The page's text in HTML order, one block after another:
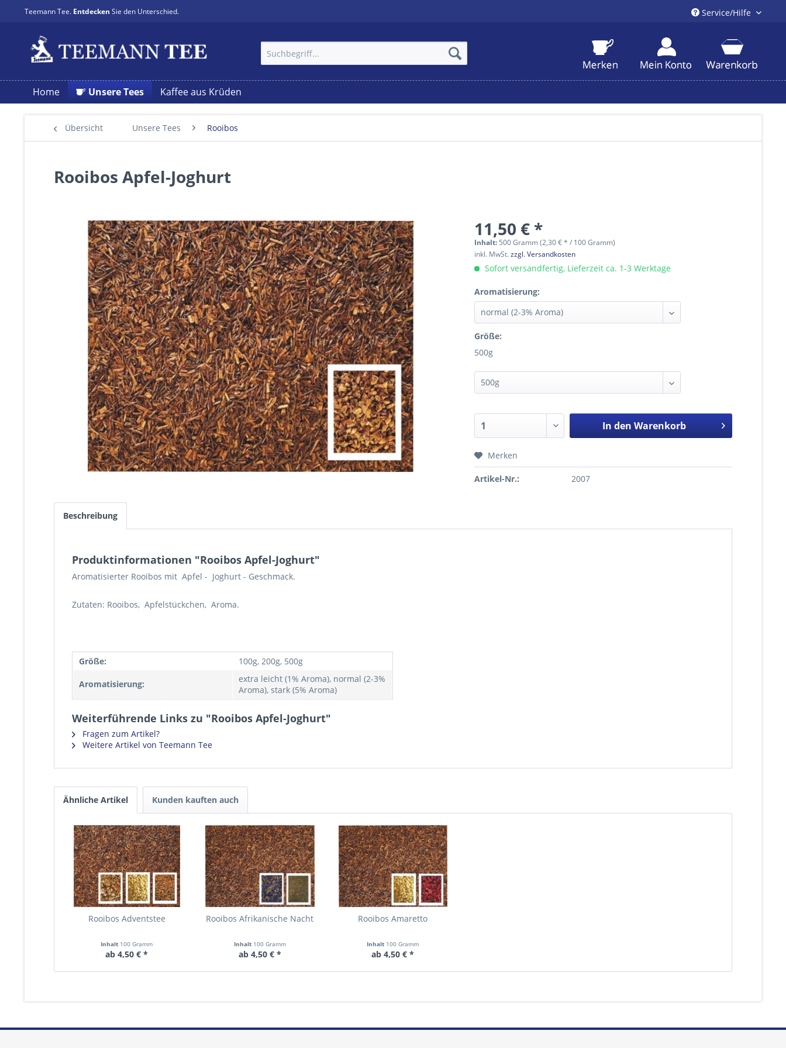
Teemann Tee. Entdecken Sie den Unterschied. Service/Hilfe
Home Unsere Tees Kaffee aus Krüden
Übersicht Unsere Tees Rooibos
Rooibos Apfel-Joghurt
11,50 € *
Inhalt: 500 Gramm (2,30 € * / 100 Gramm)
inkl. MwSt.zzgl. Versandkosten
Sofort versandfertig, Lieferzeit ca. 1-3 Werktage
Aromatisierung:
Größe:
500g
In den Warenkorb
Merken
Artikel-Nr.: 2007
Beschreibung
Produktinformationen "Rooibos Apfel-Joghurt"
Aromatisierter Rooibos mit Apfel - Joghurt - Geschmack.
Zutaten: Rooibos, Apfelstückchen, Aroma.
Größe: 100g, 200g, 500g
Aromatisierung:
extra leicht (1% Aroma), normal (2-3%
Aroma), stark (5% Aroma)
Weiterführende Links zu "Rooibos Apfel-Joghurt"
Fragen zum Artikel?
Weitere Artikel von Teemann Tee
Ähnliche Artikel Kunden kauften auch
Rooibos Adventstee
Inhalt 100 Gramm
ab 4,50 € *
Rooibos Afrikanische Nacht
Inhalt 100 Gramm
ab 4,50 € *
Rooibos Amaretto
Inhalt 100 Gramm
ab 4,50 € *